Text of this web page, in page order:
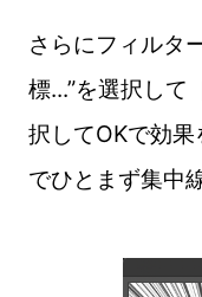
さらにフィルタ
標...”を選択して
択してOKで効
でひとまず集中